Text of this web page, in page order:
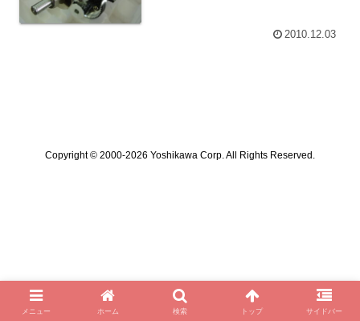
2010.12.03
Copyright © 2000-2026 Yoshikawa Corp. All Rights Reserved.
メニュー ホーム 検索 トップ サイドバー